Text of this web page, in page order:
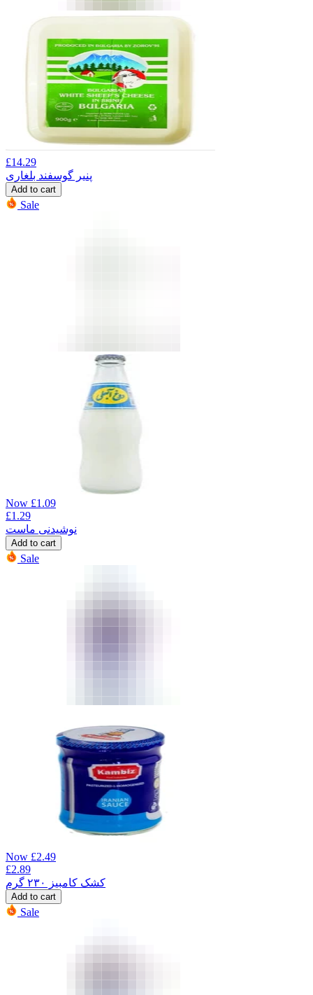
£14.29
پنیر گوسفند بلغاری
Add to cart
Sale
Now £1.09
£1.29
نوشیدنی ماست
Add to cart
Sale
Now £2.49
£2.89
کشک کامبیز ۲۳۰ گرم
Add to cart
Sale